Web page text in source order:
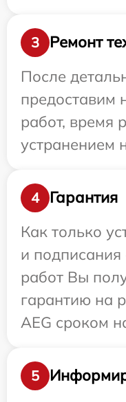
3
Ремонт
После
предоставим
работ, время
устранением
4
Гарантия
Как только
и
работ Вы
гарантию на
AEG сроком
5